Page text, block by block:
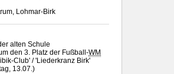
Lohmar-Birk
alten Schule
den 3. Platz der Fußball-WM
Club' / 'Liederkranz Birk'
13.07.)